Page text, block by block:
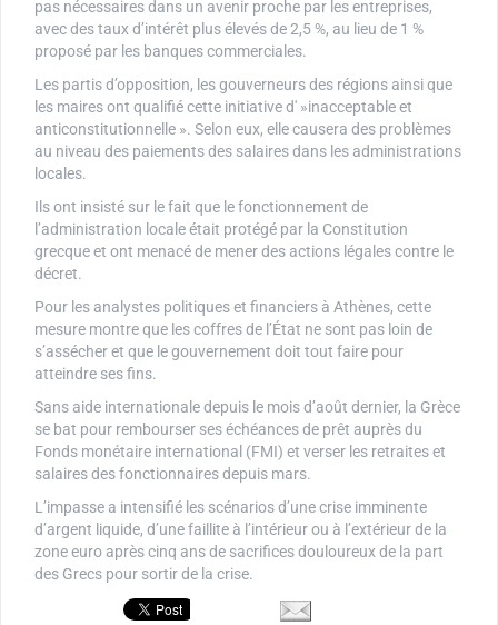
pas nécessaires dans un avenir proche par les entreprises,
avec des taux d’intérêt plus élevés de 2,5 %, au lieu de 1 %
proposé par les banques commerciales.
Les partis d’opposition, les gouverneurs des régions ainsi que
les maires ont qualifié cette initiative d' »inacceptable et
anticonstitutionnelle ». Selon eux, elle causera des problèmes
au niveau des paiements des salaires dans les administrations
locales.
Ils ont insisté sur le fait que le fonctionnement de
l’administration locale était protégé par la Constitution
grecque et ont menacé de mener des actions légales contre le
décret.
Pour les analystes politiques et financiers à Athènes, cette
mesure montre que les coffres de l’État ne sont pas loin de
s’assécher et que le gouvernement doit tout faire pour
atteindre ses fins.
Sans aide internationale depuis le mois d’août dernier, la Grèce
se bat pour rembourser ses échéances de prêt auprès du
Fonds monétaire international (FMI) et verser les retraites et
salaires des fonctionnaires depuis mars.
L’impasse a intensifié les scénarios d’une crise imminente
d’argent liquide, d’une faillite à l’intérieur ou à l’extérieur de la
zone euro après cinq ans de sacrifices douloureux de la part
des Grecs pour sortir de la crise.